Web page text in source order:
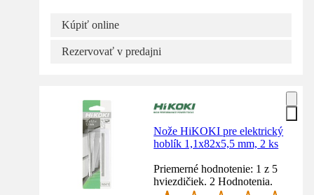
Kúpiť online
Rezervovať v predajni
Nože HiKOKI pre elektrický
hoblík 1,1x82x5,5 mm, 2 ks
Priemerné hodnotenie: 1 z 5
hviezdičiek. 2 Hodnotenia.